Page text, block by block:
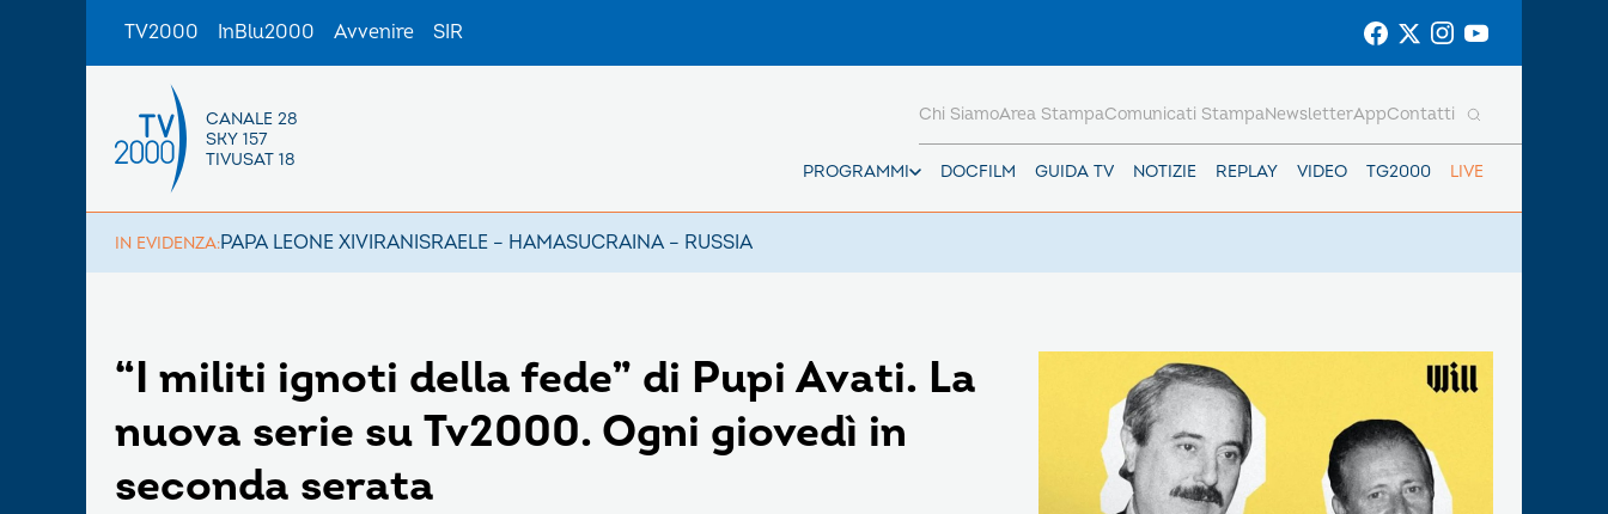
TV2000 InBlu2000 Avvenire SIR
CANALE 28
SKY 157
TIVUSAT 18
PROGRAMMI DOCFILM GUIDA TV NOTIZIE REPLAY VIDEO TG2000 LIVE
Chi SiamoArea StampaComunicati StampaNewsletterAppContatti
IN EVIDENZA:PAPA LEONE XIVIRANISRAELE – HAMASUCRAINA – RUSSIA
“I militi ignoti della fede” di Pupi Avati. La
nuova serie su Tv2000. Ogni giovedì in
seconda serata